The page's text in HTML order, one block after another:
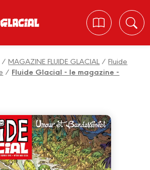
/MAGAZINE FLUIDE GLACIAL /Fluide
/ Fluide Glacial - le magazine -